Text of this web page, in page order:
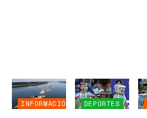
INFORMACIÓN
DEPORTES